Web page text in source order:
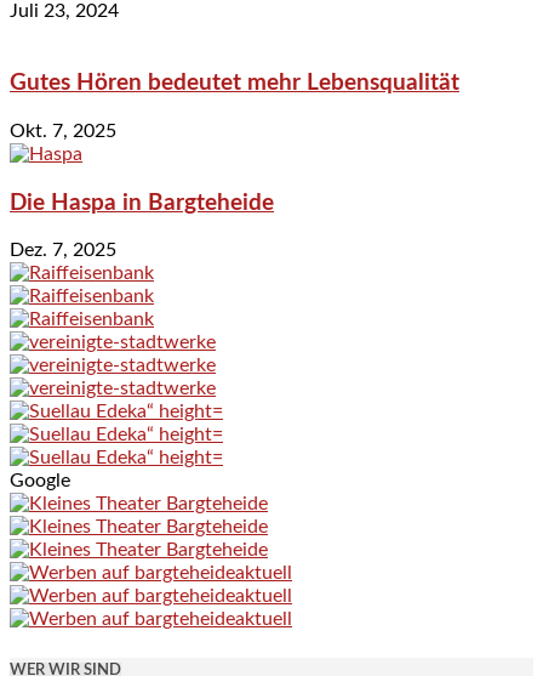
Juli 23, 2024
Gutes Hören bedeutet mehr Lebensqualität
Okt. 7, 2025
Die Haspa in Bargteheide
Dez. 7, 2025
Google
WER WIR SIND